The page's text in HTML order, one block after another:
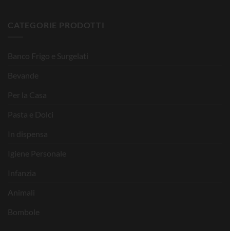
CATEGORIE PRODOTTI
Banco Frigo e Surgelati
Bevande
Per la Casa
Pasta e Dolci
In dispensa
Igiene Personale
Infanzia
Animali
Bombole